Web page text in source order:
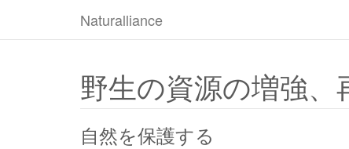
Naturalliance
野生の資源の増強、
自然を保護する